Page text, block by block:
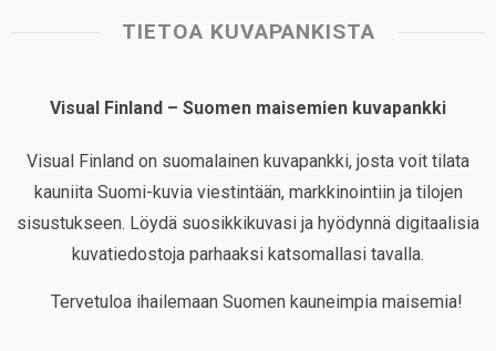
TIETOA KUVAPANKISTA
Visual Finland – Suomen maisemien kuvapankki
Visual Finland on suomalainen kuvapankki, josta voit tilata
kauniita Suomi-kuvia viestintään, markkinointiin ja tilojen
sisustukseen. Löydä suosikkikuvasi ja hyödynnä digitaalisia
kuvatiedostoja parhaaksi katsomallasi tavalla.
Tervetuloa ihailemaan Suomen kauneimpia maisemia!